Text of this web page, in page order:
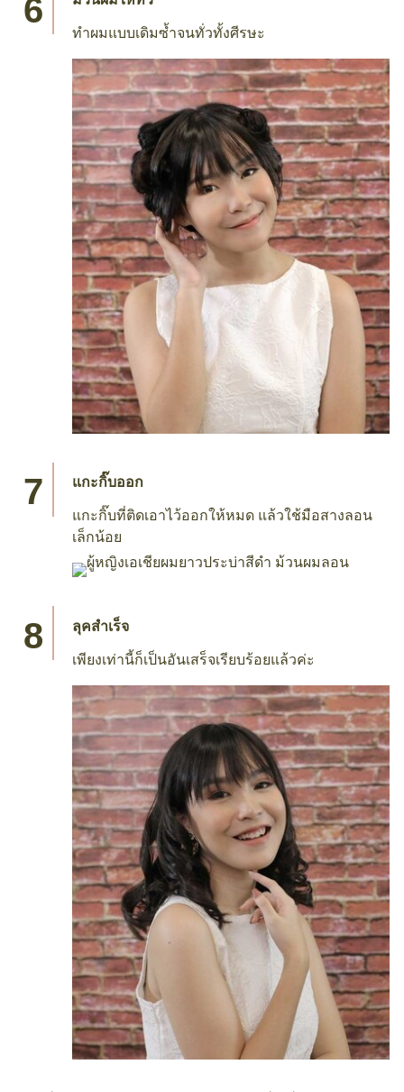
ม้วนผมให้ทั่ว
ทำผมแบบเดิมซ้ำจนทั่วทั้งศีรษะ
แกะกิ๊บออก
แกะกิ๊บที่ติดเอาไว้ออกให้หมด แล้วใช้มือสางลอน
เล็กน้อย
ลุคสำเร็จ
เพียงเท่านี้ก็เป็นอันเสร็จเรียบร้อยแล้วค่ะ